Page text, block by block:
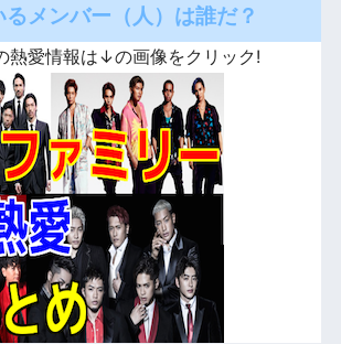
るメンバー（人）は誰だ？
熱愛情報は↓の画像をクリック!